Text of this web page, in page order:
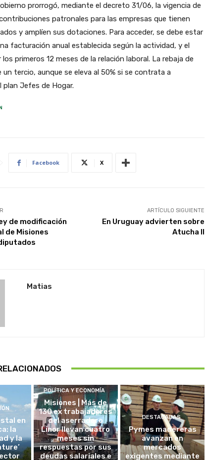
prorrogó, mediante el decreto 31/06, la vigencia de
patronales para las empresas que tienen
y amplíen sus dotaciones. Para acceder, se debe estar
facturación anual establecida según la actividad, y el
primeros 12 meses de la relación laboral. La rebaja de
un tercio, aunque se eleva al 50% si se contrata a
plan Jefes de Hogar.
Facebook X
de modificación
de Misiones
ARTÍCULO SIGUIENTE
En Uruguay advierten sobre
Atucha II
Matias
en
la
y la
POLÍTICA Y ECONOMÍA
Misiones | Más de
130 ex trabajadores
del aserradero
Linor llevan cuatro
meses sin
respuestas por sus
deudas salariales e
DESTACADAS
Pymes madereras
avanzan en
mercados
exigentes mediante